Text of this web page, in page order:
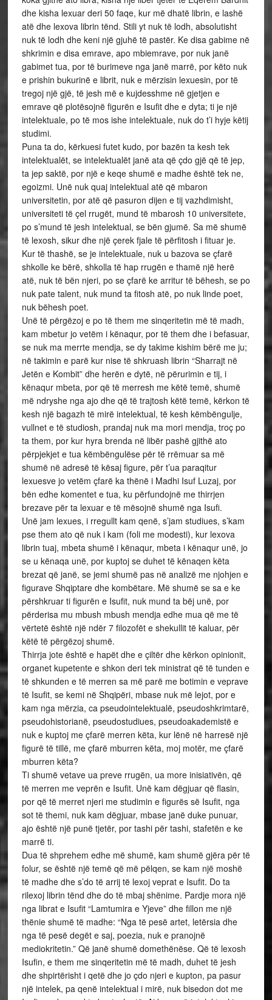
dhe kisha lexuar deri 50 faqe, kur më dhatë librin, e lashë
atë dhe lexova librin tënd. Stili yt nuk të lodh, absolutisht
nuk të lodh dhe keni një gjuhë të pastër. Ke disa gabime në
shkrimin e disa emrave, apo mbiemrave, por nuk janë
gabimet tua, por të burimeve nga janë marrë, por këto nuk
e prishin bukurinë e librit, nuk e mërzisin lexuesin, por të
tregoj një gjë, të jesh më e kujdesshme në gjetjen e
emrave që plotësojnë figurën e Isufit dhe e dyta; ti je një
intelektuale, po të mos ishe intelektuale, nuk do t’i hyje këtij
studimi.
Puna ta do, kërkuesi futet kudo, por bazën ta kesh tek
intelektualët, se intelektualët janë ata që çdo gjë që të jep,
ta jep saktë, por një e keqe shumë e madhe është tek ne,
egoizmi. Unë nuk quaj intelektual atë që mbaron
universitetin, por atë që pasuron dijen e tij vazhdimisht,
universiteti të çel rrugët, mund të mbarosh 10 universitete,
po s’mund të jesh intelektual, se bën gjumë. Sa më shumë
të lexosh, sikur dhe një çerek fjale të përfitosh i fituar je.
Kur të thashë, se je intelektuale, nuk u bazova se çfarë
shkolle ke bërë, shkolla të hap rrugën e thamë një herë
atë, nuk të bën njeri, po se çfarë ke arritur të bëhesh, se po
nuk pate talent, nuk mund ta fitosh atë, po nuk linde poet,
nuk bëhesh poet.
Unë të përgëzoj e po të them me sinqeritetin më të madh,
kam mbetur jo vetëm i kënaqur, por të them dhe i befasuar,
se nuk ma merrte mendja, se dy takime kishim bërë me ju;
në takimin e parë kur nise të shkruash librin “Sharrajt në
Jetën e Kombit” dhe herën e dytë, në përurimin e tij, i
kënaqur mbeta, por që të merresh me këtë temë, shumë
më ndryshe nga ajo dhe që të trajtosh këtë temë, kërkon të
kesh një bagazh të mirë intelektual, të kesh këmbëngulje,
vullnet e të studiosh, prandaj nuk ma mori mendja, troç po
ta them, por kur hyra brenda në libër pashë gjithë ato
përpjekjet e tua këmbëngulëse për të rrëmuar sa më
shumë në adresë të kësaj figure, për t’ua paraqitur
lexuesve jo vetëm çfarë ka thënë i Madhi Isuf Luzaj, por
bën edhe komentet e tua, ku përfundojnë me thirrjen
brezave për ta lexuar e të mësojnë shumë nga Isufi.
Unë jam lexues, i rregullt kam qenë, s’jam studiues, s’kam
pse them ato që nuk i kam (foli me modesti), kur lexova
librin tuaj, mbeta shumë i kënaqur, mbeta i kënaqur unë, jo
se u kënaqa unë, por kuptoj se duhet të kënaqen këta
brezat që janë, se jemi shumë pas në analizë me njohjen e
figurave Shqiptare dhe kombëtare. Më shumë se sa e ke
përshkruar ti figurën e Isufit, nuk mund ta bëj unë, por
përderisa mu mbush mbush mendja edhe mua që me të
vërtetë është një ndër 7 filozofët e shekullit të kaluar, për
këtë të përgëzoj shumë.
Thirrja jote është e hapët dhe e çiltër dhe kërkon opinionit,
organet kupetente e shkon deri tek ministrat që të tunden e
të shkunden e të merren sa më parë me botimin e veprave
të Isufit, se kemi në Shqipëri, mbase nuk më lejot, por e
kam nga mërzia, ca pseudointelektualë, pseudoshkrimtarë,
pseudohistorianë, pseudostudiues, pseudoakademistë e
nuk e kuptoj me çfarë merren këta, kur lënë në harresë një
figurë të tillë, me çfarë mburren këta, moj motër, me çfarë
mburren këta?
Ti shumë vetave ua preve rrugën, ua more inisiativën, që
të merren me veprën e Isufit. Unë kam dëgjuar që flasin,
por që të merret njeri me studimin e figurës së Isufit, nga
sot të themi, nuk kam dëgjuar, mbase janë duke punuar,
ajo është një punë tjetër, por tashi për tashi, stafetën e ke
marrë ti.
Dua të shprehem edhe më shumë, kam shumë gjëra për të
folur, se është një temë që më pëlqen, se kam një moshë
të madhe dhe s’do të arrij të lexoj veprat e Isufit. Do ta
rilexoj librin tënd dhe do të mbaj shënime. Pardje mora një
nga librat e Isufit “Lamtumira e Yjeve” dhe fillon me një
thënie shumë të madhe: “Nga të pesë artet, letërsia dhe
nga të pesë degët e saj, poezia, nuk e pranojnë
mediokritetin.” Që janë shumë domethënëse. Që të lexosh
Isufin, e them me sinqeritetin më të madh, duhet të jesh
dhe shpirtërisht i qetë dhe jo çdo njeri e kupton, pa pasur
një intelek, pa qenë intelektual i mirë, nuk bisedon dot me